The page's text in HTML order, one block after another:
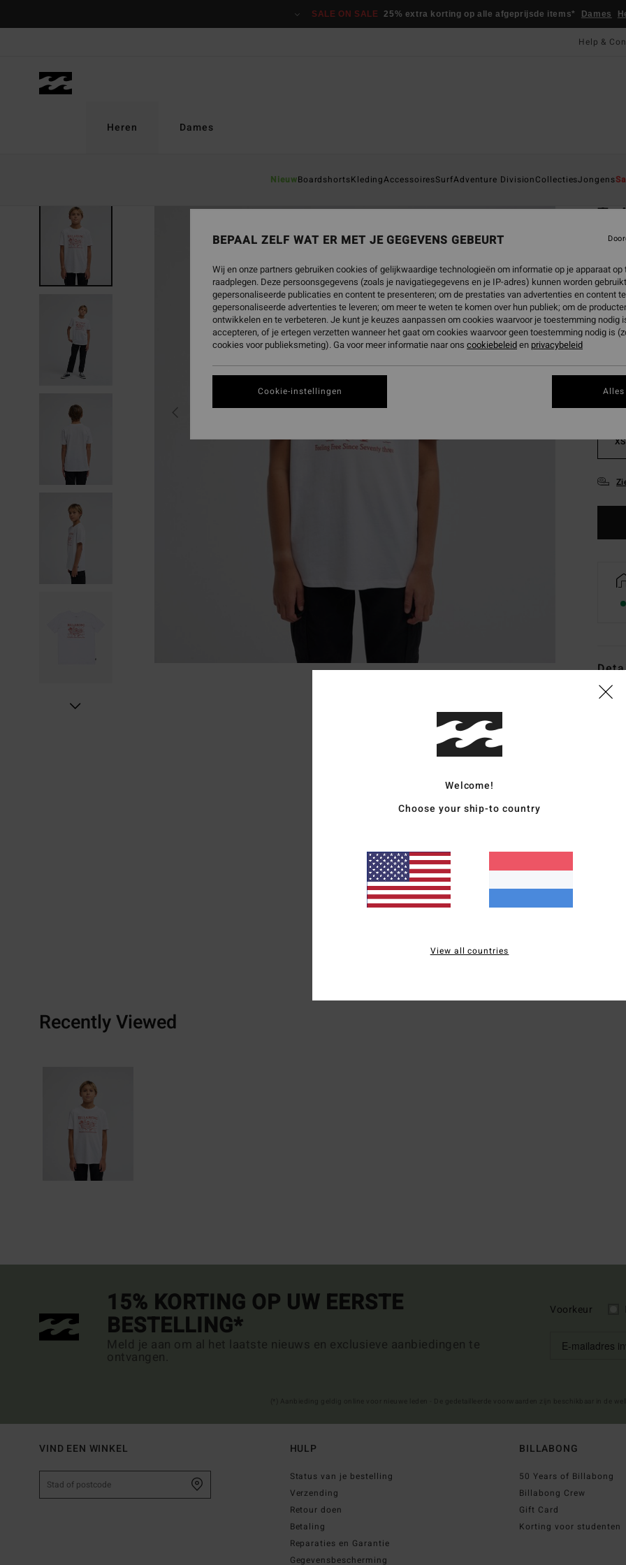
SALE ON SALE 25% extra korting op alle afgeprijsde items* Dames
Help &
Heren
NieuwBoardshortsKledingAccessoiresSurfAdventure DivisionCollectiesJongens
Dames
ECO-
€
Kleur
XS
Recently Viewed
15% KORTING OP UW EERSTE
BESTELLING*
Meld je aan om al het laatste nieuws en exclusieve aanbiedingen te
ontvangen.
Voorkeur
VIND EEN WINKEL HULP
Status van je bestelling
Verzending
Retour doen
Betaling
Reparaties en Garantie
Gegevensbescherming
BILLABONG
50 Years of Billabong
Billabong Crew
Gift Card
Korting voor studenten
Welcome!
Choose your ship-to country
View all countries
BEPAAL ZELF WAT ER MET JE GEGEVENS GEBEURT
Wij en onze partners gebruiken cookies of gelijkwaardige technologieën om informatie op je apparaat
raadplegen. Deze persoonsgegevens (zoals je navigatiegegevens en je IP-adres) kunnen worden
gepersonaliseerde publicaties en content te presenteren; om de prestaties van advertenties en content
gepersonaliseerde advertenties te leveren; om meer te weten te komen over hun publiek; om de
ontwikkelen en te verbeteren. Je kunt je keuzes aanpassen om cookies waarvoor je toestemming nodig
accepteren, of je ertegen verzetten wanneer het gaat om cookies waarvoor geen toestemming nodig is
cookies voor publieksmeting). Ga voor meer informatie naar ons cookiebeleiden privacybeleid
Cookie-instellingen